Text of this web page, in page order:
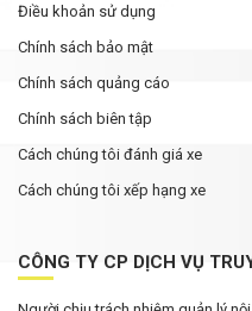
Điều khoản sử dụng
Chính sách bảo mật
Chính sách quảng cáo
Chính sách biên tập
Cách chúng tôi đánh giá xe
Cách chúng tôi xếp hạng xe
CÔNG TY CP DỊCH VỤ